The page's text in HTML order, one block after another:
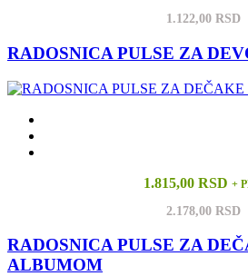
1.122,00 RSD
RADOSNICA PULSE ZA
1.815,00 RSD +
2.178,00 RSD
RADOSNICA PULSE ZA
ALBUMOM